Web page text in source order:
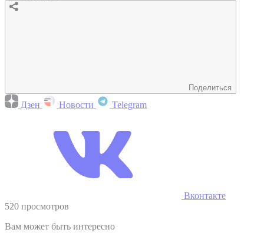
Поделиться
Дзен Новости Telegram
Вконтакте
520 просмотров
Вам может быть интересно